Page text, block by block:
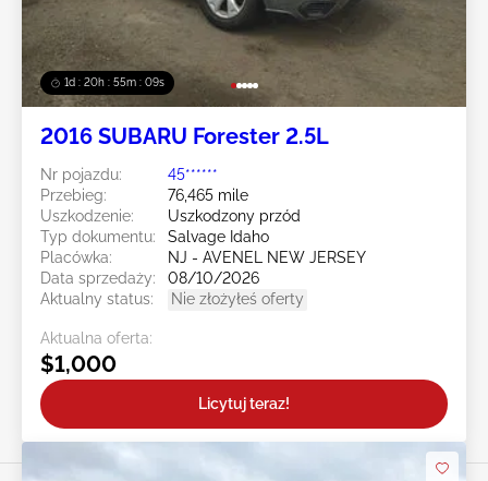
1d : 20h : 55m : 07s
2016 SUBARU Forester 2.5L
Nr pojazdu:
45******
Przebieg:
76,465 mile
Uszkodzenie:
Uszkodzony przód
Typ dokumentu:
Salvage Idaho
Placówka:
NJ - AVENEL NEW JERSEY
Data sprzedaży:
08/10/2026
Aktualny status:
Nie złożyłeś oferty
Aktualna oferta:
$1,000
Licytuj teraz!